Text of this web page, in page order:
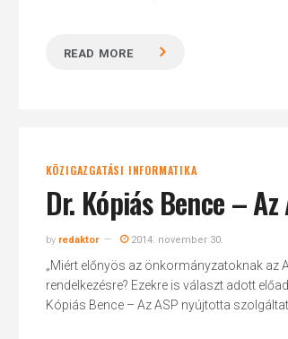
READ MORE
KÖZIGAZGATÁSI INFORMATIKA
Dr. Kópiás Bence –
by redaktor 2014. november 30.
„Miért előnyös az önkormányzatoknak az
rendelkezésre? Ezekre is választ adott
Kópiás Bence – Az ASP nyújtotta